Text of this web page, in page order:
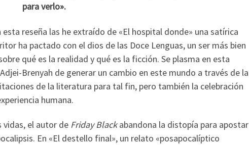
para verlo».
reseña las he extraído de «El hospital donde» una satírica
ha pactado con el dios de las Doce Lenguas, un ser más bien
qué es la realidad y qué es la ficción. Se plasma en esta
Brenyah de generar un cambio en este mundo a través de la
de la literatura para tal fin, pero también la celebración
humana.
vidas, el autor de Friday Blackabandona la distopía para apostar
En «El destello final», un relato «posapocalíptico